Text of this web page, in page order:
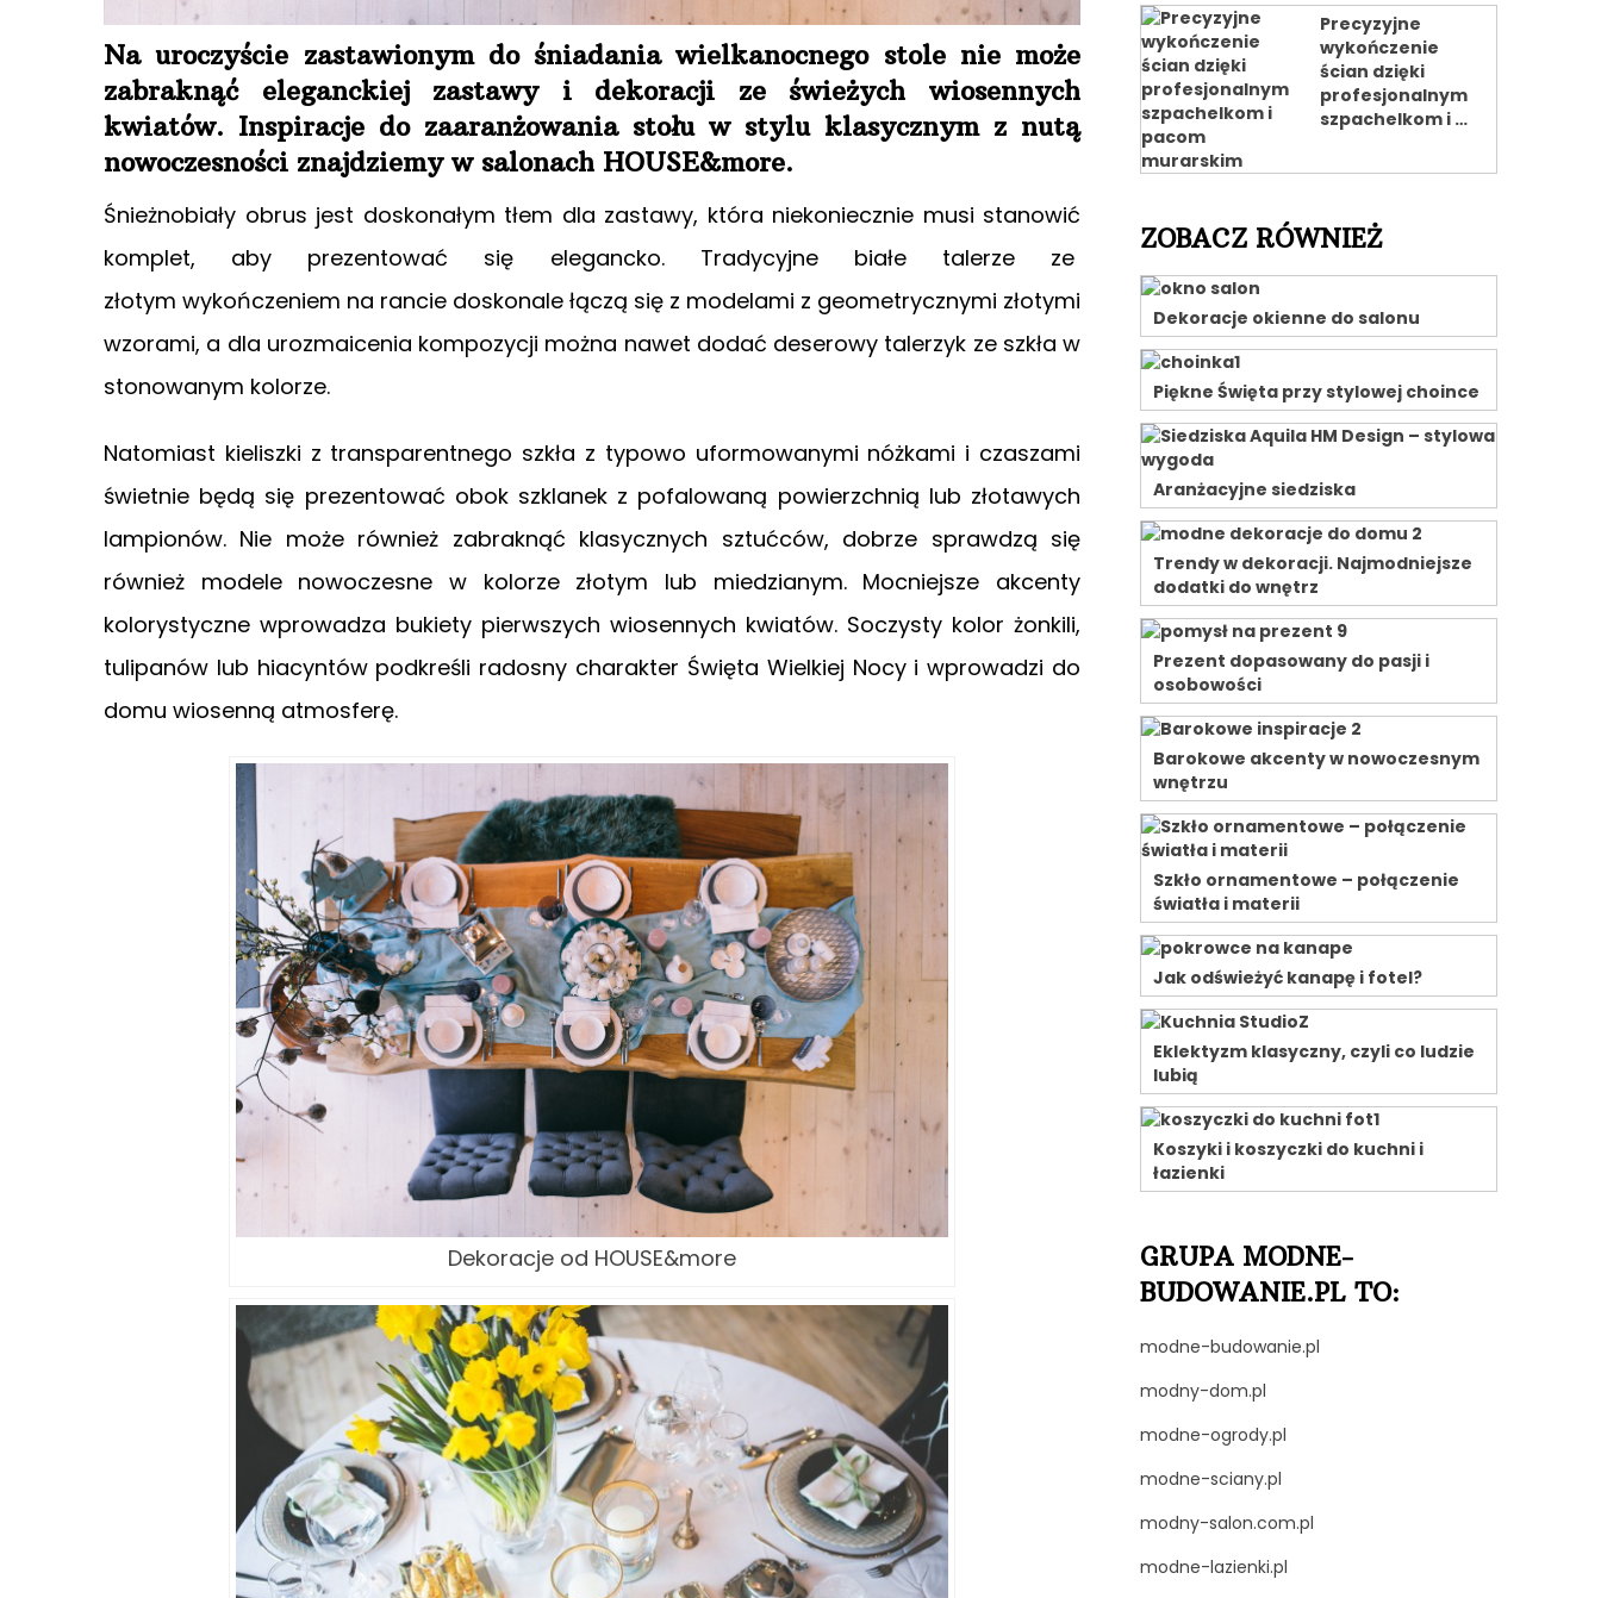
Na uroczyście zastawionym do śniadania wielkanocnego stole nie może
zabraknąć eleganckiej zastawy i dekoracji ze świeżych wiosennych
kwiatów. Inspiracje do zaaranżowania stołu w stylu klasycznym z nutą
nowoczesności znajdziemy w salonach HOUSE&more.
Śnieżnobiały obrus jest doskonałym tłem dla zastawy, która niekoniecznie musi stanowić
komplet, aby prezentować się elegancko. Tradycyjne białe talerze ze
złotym wykończeniem na rancie doskonale łączą się z modelami z geometrycznymi złotymi
wzorami, a dla urozmaicenia kompozycji można nawet dodać deserowy talerzyk ze szkła w
stonowanym kolorze.
Natomiast kieliszki z transparentnego szkła z typowo uformowanymi nóżkami i czaszami
świetnie będą się prezentować obok szklanek z pofalowaną powierzchnią lub złotawych
lampionów. Nie może również zabraknąć klasycznych sztućców, dobrze sprawdzą się
również modele nowoczesne w kolorze złotym lub miedzianym. Mocniejsze akcenty
kolorystyczne wprowadza bukiety pierwszych wiosennych kwiatów. Soczysty kolor żonkili,
tulipanów lub hiacyntów podkreśli radosny charakter Święta Wielkiej Nocy i wprowadzi do
domu wiosenną atmosferę.
Dekoracje od HOUSE&more
Precyzyjne
wykończenie
ścian dzięki
profesjonalnym
szpachelkom i …
ZOBACZ RÓWNIEŻ
Dekoracje okienne do salonu
Piękne Święta przy stylowej choince
Aranżacyjne siedziska
Trendy w dekoracji. Najmodniejsze
dodatki do wnętrz
Prezent dopasowany do pasji i
osobowości
Barokowe akcenty w nowoczesnym
wnętrzu
Szkło ornamentowe – połączenie
światła i materii
Jak odświeżyć kanapę i fotel?
Eklektyzm klasyczny, czyli co ludzie
lubią
Koszyki i koszyczki do kuchni i
łazienki
GRUPA MODNE-
BUDOWANIE.PL TO:
modne-budowanie.pl
modny-dom.pl
modne-ogrody.pl
modne-sciany.pl
modny-salon.com.pl
modne-lazienki.pl